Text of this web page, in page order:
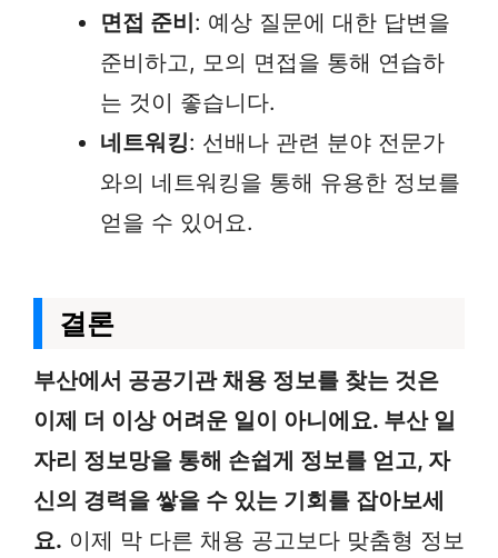
면접 준비: 예상 질문에 대한 답변을
준비하고, 모의 면접을 통해 연습하
는 것이 좋습니다.
네트워킹: 선배나 관련 분야 전문가
와의 네트워킹을 통해 유용한 정보를
얻을 수 있어요.
결론
부산에서 공공기관 채용 정보를 찾는 것은
이제 더 이상 어려운 일이 아니에요. 부산 일
자리 정보망을 통해 손쉽게 정보를 얻고, 자
신의 경력을 쌓을 수 있는 기회를 잡아보세
요. 이제 막 다른 채용 공고보다 맞춤형 정보